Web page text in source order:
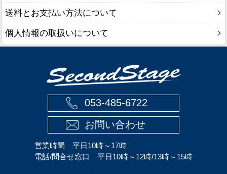
送料とお支払い方法について
個人情報の取扱いについて
053-485-6722
お問い合わせ
営業時間 平日10時～17時
電話/問合せ窓口 平日10時～12時/13時～15時